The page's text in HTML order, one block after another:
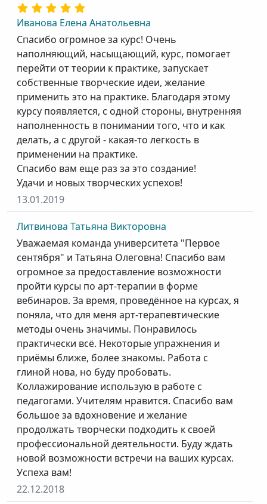
Иванова Елена Анатольевна
Спасибо огромное за курс! Очень
наполняющий, насыщающий, курс, помогает
перейти от теории к практике, запускает
собственные творческие идеи, желание
применить это на практике. Благодаря этому
курсу появляется, с одной стороны, внутренняя
наполненность в понимании того, что и как
делать, а с другой - какая-то легкость в
применении на практике.
Спасибо вам еще раз за это создание!
Удачи и новых творческих успехов!
13.01.2019
Литвинова Татьяна Викторовна
Уважаемая команда университета "Первое
сентября" и Татьяна Олеговна! Спасибо вам
огромное за предоставление возможности
пройти курсы по арт-терапии в форме
вебинаров. За время, проведённое на курсах, я
поняла, что для меня арт-терапевтические
методы очень значимы. Понравилось
практически всё. Некоторые упражнения и
приёмы ближе, более знакомы. Работа с
глиной нова, но буду пробовать.
Коллажирование использую в работе с
педагогами. Учителям нравится. Спасибо вам
большое за вдохновение и желание
продолжать творчески подходить к своей
профессиональной деятельности. Буду ждать
новой возможности встречи на ваших курсах.
Успеха вам!
22.12.2018